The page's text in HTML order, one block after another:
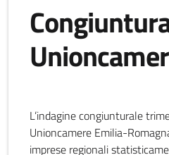
L’indagine congiunturale
Unioncamere Emilia-
imprese regionali